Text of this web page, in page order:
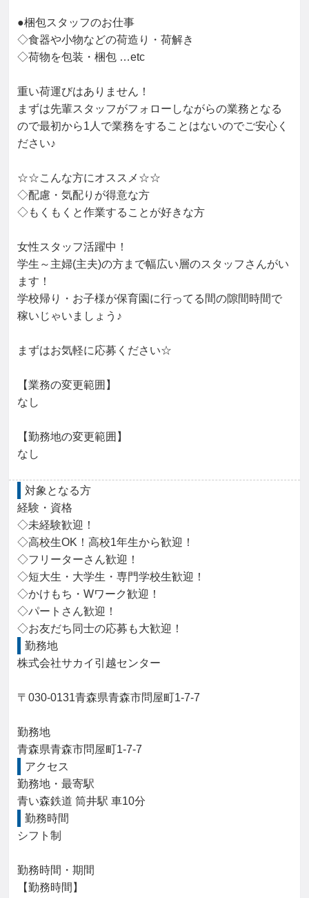
●梱包スタッフのお仕事
◇食器や小物などの荷造り・荷解き
◇荷物を包装・梱包 …etc
重い荷運びはありません！
まずは先輩スタッフがフォローしながらの業務となる
ので最初から1人で業務をすることはないのでご安心く
ださい♪
☆☆こんな方にオススメ☆☆
◇配慮・気配りが得意な方
◇もくもくと作業することが好きな方
女性スタッフ活躍中！
学生～主婦(主夫)の方まで幅広い層のスタッフさんがい
ます！
学校帰り・お子様が保育園に行ってる間の隙間時間で
稼いじゃいましょう♪
まずはお気軽に応募ください☆
【業務の変更範囲】
なし
【勤務地の変更範囲】
なし
対象となる方
経験・資格
◇未経験歓迎！
◇高校生OK！高校1年生から歓迎！
◇フリーターさん歓迎！
◇短大生・大学生・専門学校生歓迎！
◇かけもち・Wワーク歓迎！
◇パートさん歓迎！
◇お友だち同士の応募も大歓迎！
勤務地
株式会社サカイ引越センター
〒030-0131青森県青森市問屋町1-7-7
勤務地
青森県青森市問屋町1-7-7
アクセス
勤務地・最寄駅
青い森鉄道 筒井駅 車10分
勤務時間
シフト制
勤務時間・期間
【勤務時間】